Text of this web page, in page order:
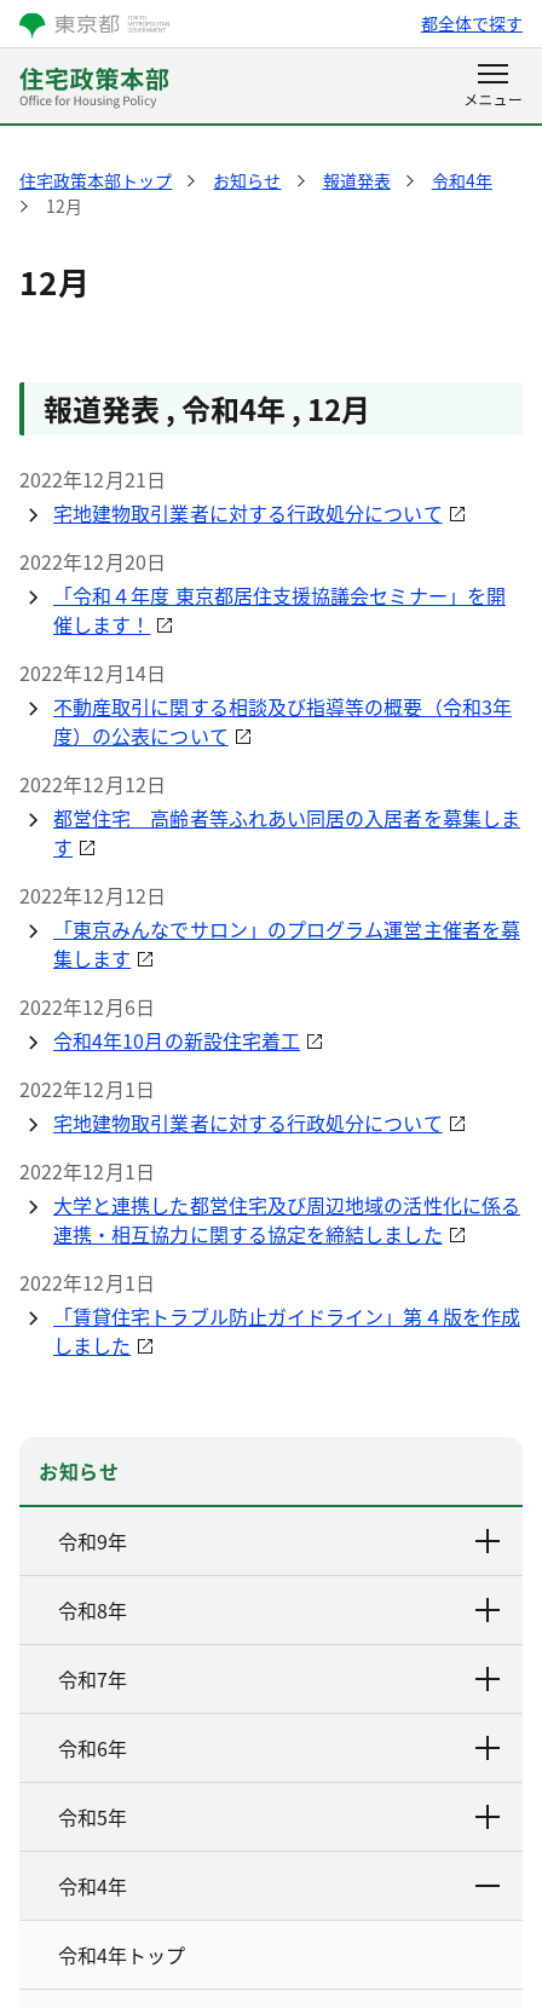
都全体で探す
住宅政策本部トップ お知らせ 報道発表
令和4年
12月
12月
報道発表 ,令和4年 , 12月
2022年12月21日
宅地建物取引業者に対する行政処分について
2022年12月20日
「令和４年度 東京都居住支援協議会セミナー」を開
催します！
2022年12月14日
不動産取引に関する相談及び指導等の概要（令和3年
度）の公表について
2022年12月12日
都営住宅 高齢者等ふれあい同居の入居者を募集しま
す
2022年12月12日
「東京みんなでサロン」のプログラム運営主催者を募
集します
2022年12月6日
令和4年10月の新設住宅着工
2022年12月1日
宅地建物取引業者に対する行政処分について
2022年12月1日
大学と連携した都営住宅及び周辺地域の活性化に係る
連携・相互協力に関する協定を締結しました
2022年12月1日
「賃貸住宅トラブル防止ガイドライン」第４版を作成
しました
お知らせ
令和9年
令和8年
令和7年
令和6年
令和5年
令和4年
令和4年トップ